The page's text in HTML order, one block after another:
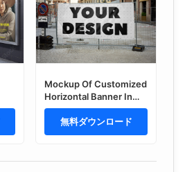
Mockup Of Customized
Horizontal Banner In
City
無料ダウンロード